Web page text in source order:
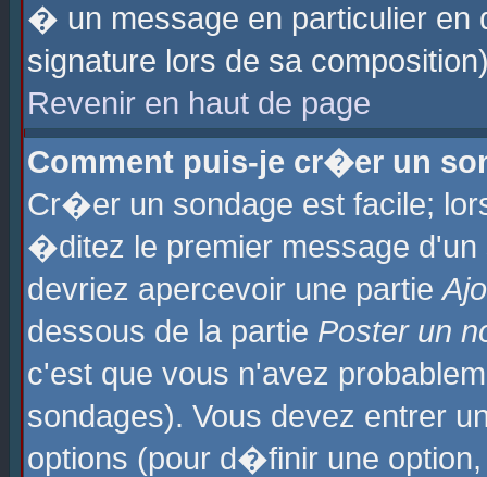
� un message en particulier
signature lors de sa
Revenir en haut de page
Comment puis-je cr�er un
Cr�er un sondage est facile;
�ditez le premier message
devriez apercevoir une partie
dessous de la partie Poster un
c'est que vous n'avez
sondages). Vous devez entrer
options (pour d�finir une